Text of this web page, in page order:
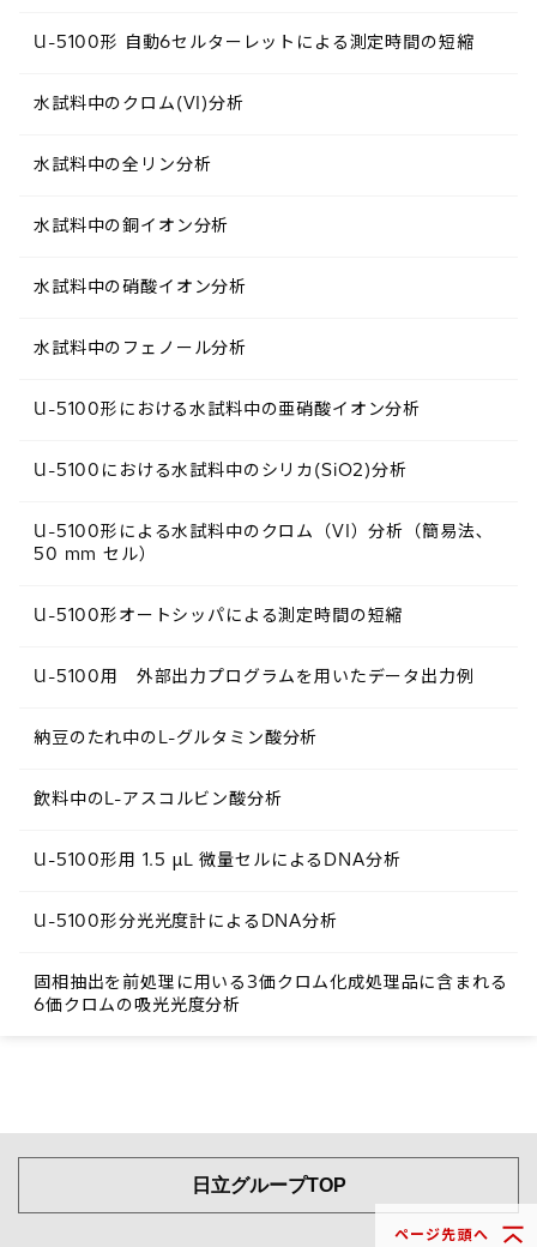
ページ先頭へ
U-5100形 自動6セルターレットによる測定時間の短縮
水試料中のクロム(VI)分析
水試料中の全リン分析
水試料中の銅イオン分析
水試料中の硝酸イオン分析
水試料中のフェノール分析
U-5100形における水試料中の亜硝酸イオン分析
U-5100における水試料中のシリカ(SiO2)分析
U-5100形による水試料中のクロム（VI）分析（簡易法､
50 mm セル）
U-5100形オートシッパによる測定時間の短縮
U-5100用 外部出力プログラムを用いたデータ出力例
納豆のたれ中のL-グルタミン酸分析
飲料中のL-アスコルビン酸分析
U-5100形用 1.5 μL 微量セルによるDNA分析
U-5100形分光光度計によるDNA分析
固相抽出を前処理に用いる3価クロム化成処理品に含まれる
6価クロムの吸光光度分析
日立グループTOP